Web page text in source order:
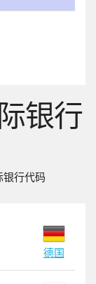
银行
银行代码
德国